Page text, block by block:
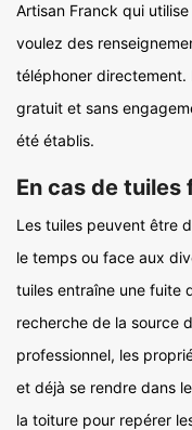
Artisan Franck qui
voulez des
téléphoner directement.
gratuit et sans
été établis.
En cas de tuiles
Les tuiles peuvent être
le temps ou face aux
tuiles entraîne une fuite
recherche de la source
professionnel, les
et déjà se rendre dans
la toiture pour repérer